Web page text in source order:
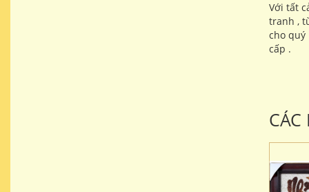
Với tất
tranh ,
cho quý
cấp .